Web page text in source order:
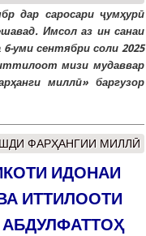
дар саросари ҷумҳурӣ
Имсол аз ин санаи
уми сентябри соли 2025
мизи мудаввар
миллӣ» баргузор
ФАРҲАНГИИ МИЛЛӢ
ИДОНАИ
ИТТИЛООТИ